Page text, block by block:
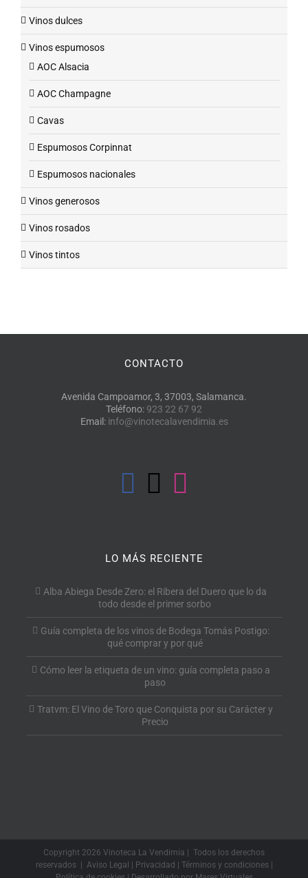
Vinos dulces
Vinos espumosos
AOC Alsacia
AOC Champagne
Cavas
Espumosos Corpinnat
Espumosos nacionales
Vinos generosos
Vinos rosados
Vinos tintos
CONTACTO
Avenida Campoamor, 3, 37003, Salamanca.
Teléfono: 923 22 67 92
Email: info@vinotecalavendimia.es
LO MÁS RECIENTE
Alba Abiega Desde Zero: el Ribera del Duero que lo da
todo desde el primer sorbo
Guía completa de los vinos de Bodega Tomás Postigo:
qué comprar y por qué
Cómo leer la etiqueta de un vino: guía completa paso a
paso
Tratvm: El Vino de Toro que Conquista por su Carácter y
Precio
Copyright 2026 Vinoteca La Vendimia | Todos los derechos
reservados | Aviso Legal Privacidad Términos y condiciones|